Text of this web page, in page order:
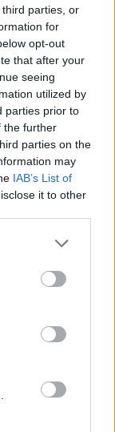
parties, or
for
opt-out
that after your
seeing
utilized by
parties prior to
the further
parties on the
may
IAB’s List of
it to other
more Google
may click to
party tags to
below Google
και Novibet
μαζί: Ανανέωση
τους μέχρι
σειρά
Επιδαύρου